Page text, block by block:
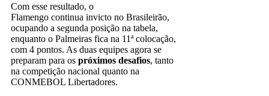
Com esse resultado, o
Flamengo continua invicto no Brasileirão,
ocupando a segunda posição na tabela,
enquanto o Palmeiras fica na 11ª colocação,
com 4 pontos. As duas equipes agora se
preparam para os próximos desafios, tanto
na competição nacional quanto na
CONMEBOL Libertadores.